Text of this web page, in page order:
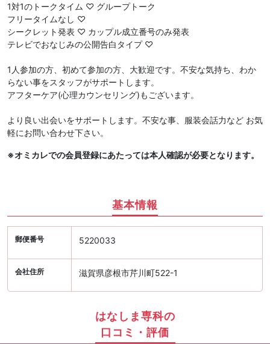
1対1のトークタイム ♡ グループトーク
フリータイムなし ♡
シークレット発表 ♡ カップル成立番号のみ発表
テレビでおなじみの公開告白タイプ ♡
1人参加の方、初めて参加の方、大歓迎です。不安な気持ち、わか
らない事をスタッフがサポートします。
アフターケア(心理カウンセリング)もございます。
より良い出会いをサポートします。不安な事、服装会話力など お気
軽にお問い合わせ下さい。
※オミカレでの会員登録にあたっては本人確認が必要となります。
基本情報
郵便番号 5220033
会社住所 滋賀県彦根市芹川町522-1
はなしま専科の
口コミ・評価